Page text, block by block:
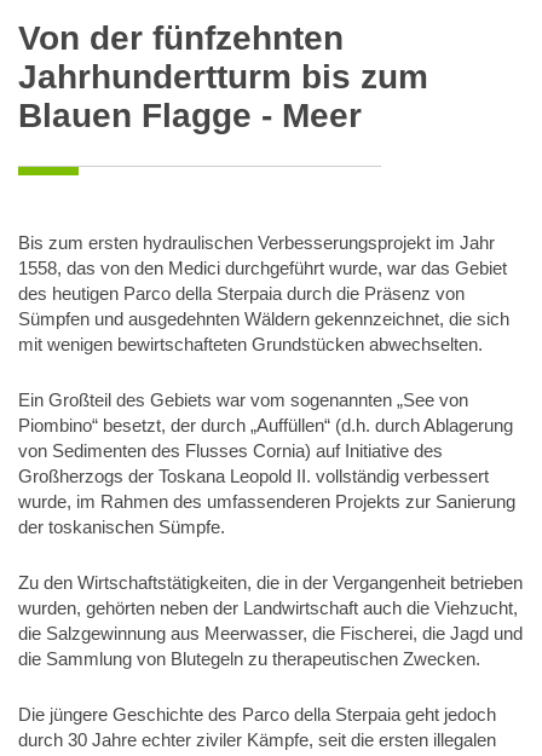
Von der fünfzehnten
Jahrhundertturm bis zum
Blauen Flagge - Meer
Bis zum ersten hydraulischen Verbesserungsprojekt im Jahr
1558, das von den Medici durchgeführt wurde, war das Gebiet
des heutigen Parco della Sterpaia durch die Präsenz von
Sümpfen und ausgedehnten Wäldern gekennzeichnet, die sich
mit wenigen bewirtschafteten Grundstücken abwechselten.
Ein Großteil des Gebiets war vom sogenannten „See von
Piombino“ besetzt, der durch „Auffüllen“ (d.h. durch Ablagerung
von Sedimenten des Flusses Cornia) auf Initiative des
Großherzogs der Toskana Leopold II. vollständig verbessert
wurde, im Rahmen des umfassenderen Projekts zur Sanierung
der toskanischen Sümpfe.
Zu den Wirtschaftstätigkeiten, die in der Vergangenheit betrieben
wurden, gehörten neben der Landwirtschaft auch die Viehzucht,
die Salzgewinnung aus Meerwasser, die Fischerei, die Jagd und
die Sammlung von Blutegeln zu therapeutischen Zwecken.
Die jüngere Geschichte des Parco della Sterpaia geht jedoch
durch 30 Jahre echter ziviler Kämpfe, seit die ersten illegalen